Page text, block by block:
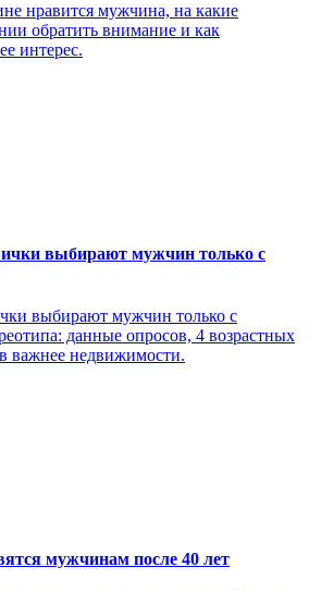
нравится мужчина, на какие
обратить внимание и как
интерес.
выбирают мужчин только с
выбирают мужчин только с
данные опросов, 4 возрастных
важнее недвижимости.
мужчинам после 40 лет